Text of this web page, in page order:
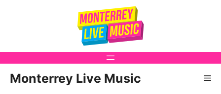
Monterrey Live Music